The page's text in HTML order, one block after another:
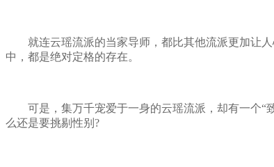
就连云瑶流派的当家导师，都比其他流派更加让人
中，都是绝对定格的存在。
可是，集万千宠爱于一身的云瑶流派，却有一个“
么还是要挑剔性别?